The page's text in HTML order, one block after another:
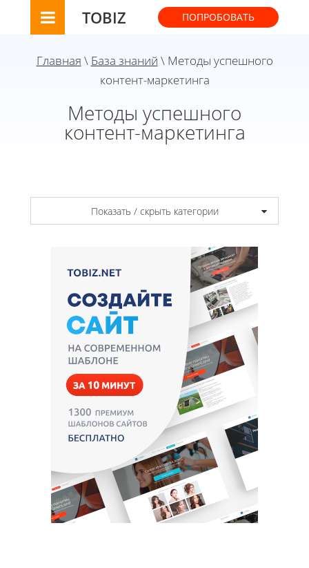
TOBIZ ПОПРОБОВАТЬ
Главная \ База знаний \ Методы успешного
контент-маркетинга
Методы успешного
контент-маркетинга
Показать / скрыть категории